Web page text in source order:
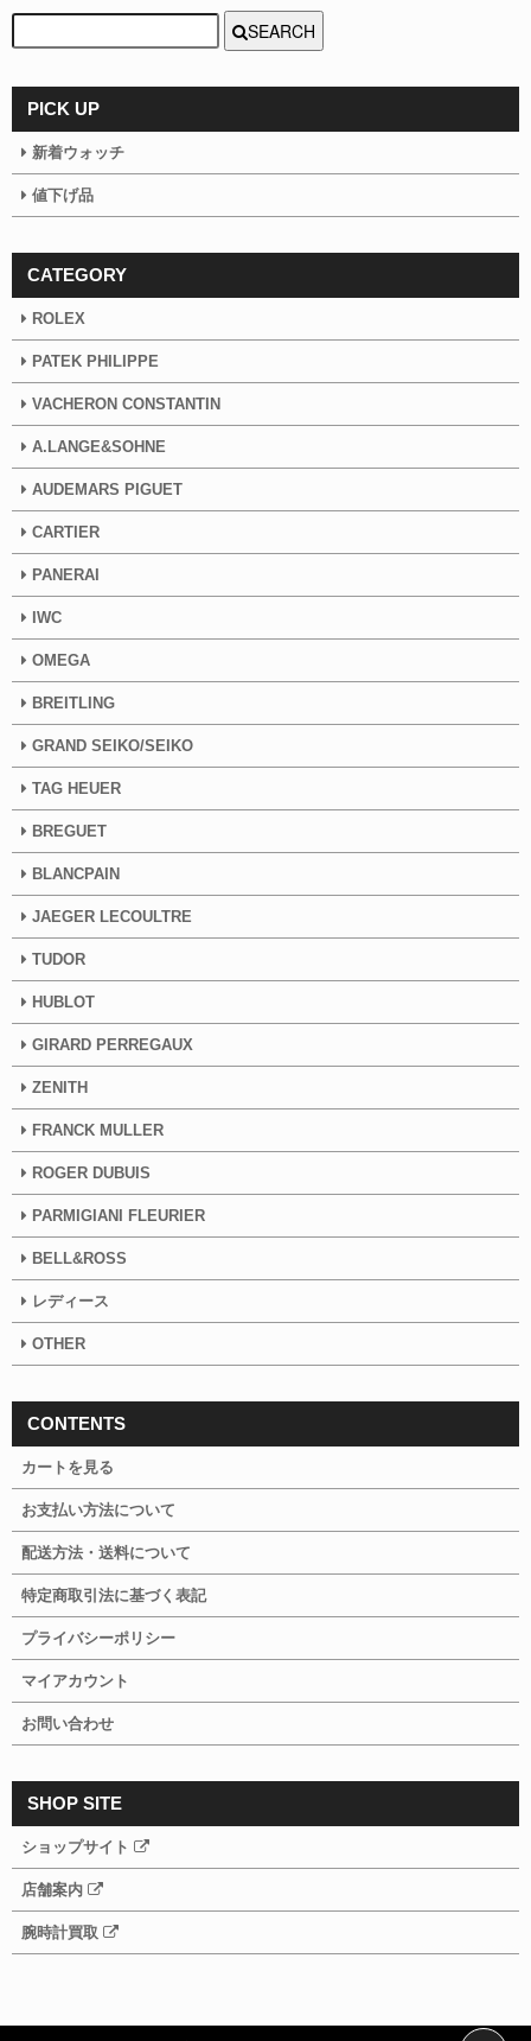
SEARCH
PICK UP
新着ウォッチ
値下げ品
CATEGORY
ROLEX
PATEK PHILIPPE
VACHERON CONSTANTIN
A.LANGE&SOHNE
AUDEMARS PIGUET
CARTIER
PANERAI
IWC
OMEGA
BREITLING
GRAND SEIKO/SEIKO
TAG HEUER
BREGUET
BLANCPAIN
JAEGER LECOULTRE
TUDOR
HUBLOT
GIRARD PERREGAUX
ZENITH
FRANCK MULLER
ROGER DUBUIS
PARMIGIANI FLEURIER
BELL&ROSS
レディース
OTHER
CONTENTS
カートを見る
お支払い方法について
配送方法・送料について
特定商取引法に基づく表記
プライバシーポリシー
マイアカウント
お問い合わせ
SHOP SITE
ショップサイト
店舗案内
腕時計買取